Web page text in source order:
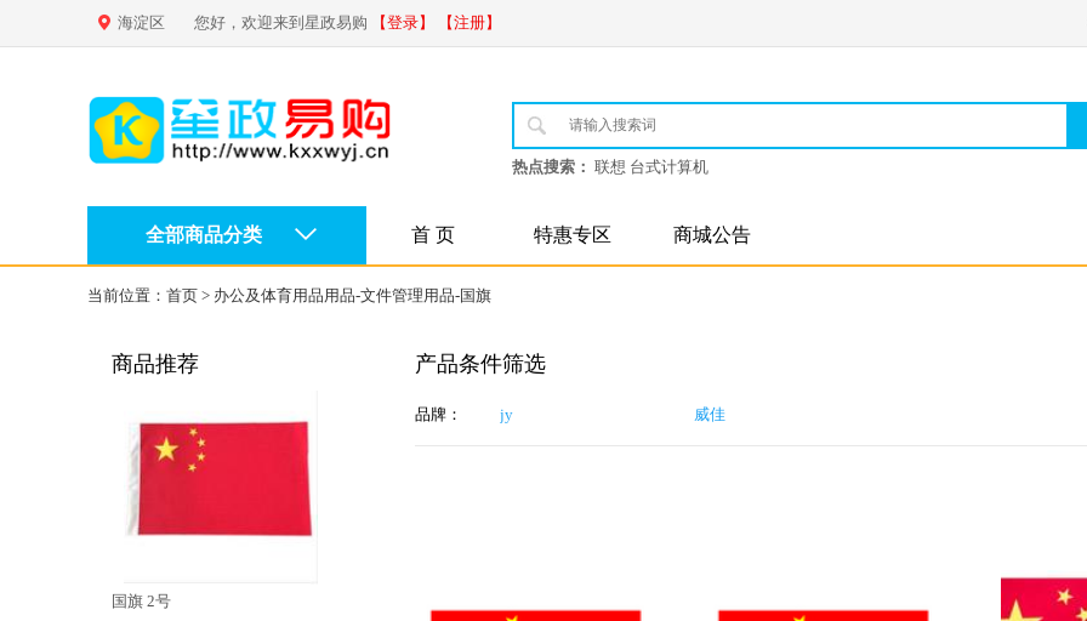
海淀区 您好，欢迎来到星政易购 【登录】 【注册】
热点搜索： 联想 台式计算机
全部商品分类 首 页 特惠专区 商城公告
当前位置： 首页 > 办公及体育用品用品-文件管理用品-国旗
商品推荐
国旗 2号
产品条件筛选
品牌： jy 威佳